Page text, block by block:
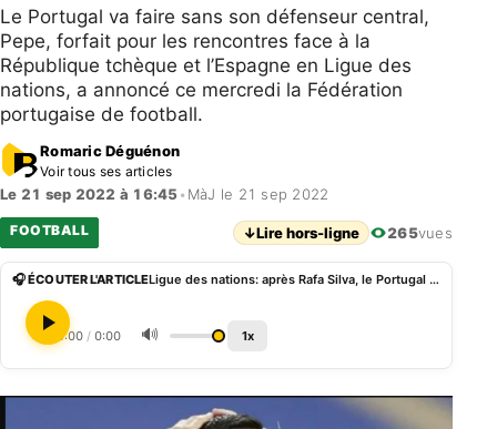
Le Portugal va faire sans son défenseur central,
Pepe, forfait pour les rencontres face à la
République tchèque et l’Espagne en Ligue des
nations, a annoncé ce mercredi la Fédération
portugaise de football.
Romaric Déguénon
Voir tous ses articles
Le 21 sep 2022 à 16:45 • MàJ le 21 sep 2022
FOOTBALL ↓Lire hors-ligne 265vues
🎧 ÉCOUTER L'ARTICLE Ligue des nations: après Rafa Silva, le Portugal perd un taulier en défense
0:00 / 0:00 🔊 1x